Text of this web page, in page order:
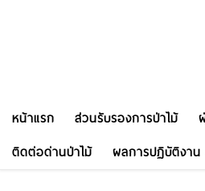
หน้าแรก ส่วนรับรองการป่าไม้
ติดต่อด่านป่าไม้
ผลการปฏิบัติงาน